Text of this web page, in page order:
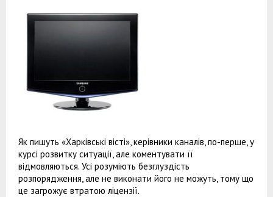
Як пишуть «Харківські вісті», керівники каналів, по-перше, у
курсі розвитку ситуації, але коментувати її
відмовляються. Усі розуміють безглуздість
розпорядження, але не виконати його не можуть, тому що
це загрожує втратою ліцензії.